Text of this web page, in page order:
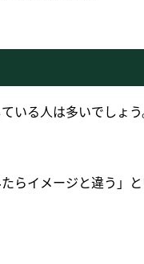
いる人は多いでしょう
らイメージと違う」